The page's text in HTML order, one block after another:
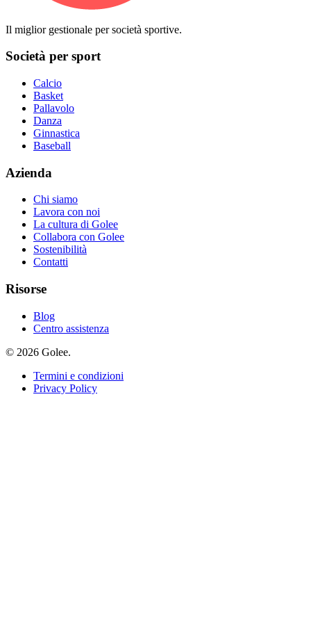
Il miglior gestionale per società sportive.
Società per sport
Calcio
Basket
Pallavolo
Danza
Ginnastica
Baseball
Azienda
Chi siamo
Lavora con noi
La cultura di Golee
Collabora con Golee
Sostenibilità
Contatti
Risorse
Blog
Centro assistenza
© 2026 Golee.
Termini e condizioni
Privacy Policy